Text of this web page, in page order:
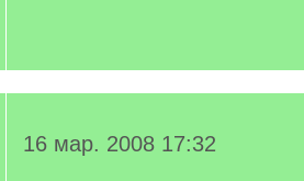
16 мар. 2008 17:32